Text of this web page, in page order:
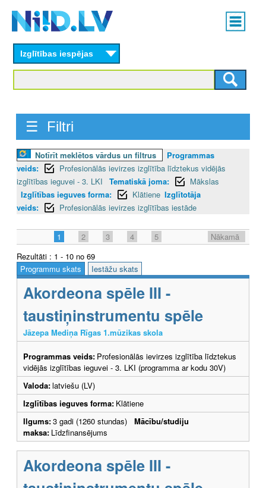
content
Main
menu
Izglītības iespējas
☰ Filtri
Notīrīt meklētos vārdus un filtrus
Programmas
veids:
Profesionālās ievirzes izglītība līdztekus vidējās
izglītības ieguvei - 3. LKI
Tematiskā joma:
Mākslas
Izglītības ieguves forma:
Klātiene Izglītotāja
veids:
Profesionālās ievirzes izglītības iestāde
1 2 3 4 5
Nākamā
Rezultāti : 1 - 10 no 69
Programmu skats
Iestāžu skats
Akordeona spēle III -
taustiņinstrumentu spēle
Jāzepa Mediņa Rīgas 1.mūzikas skola
Programmas veids: Profesionālās ievirzes izglītība līdztekus
vidējās izglītības ieguvei - 3. LKI (programma ar kodu 30V)
Valoda:latviešu (LV)
Izglītības ieguves forma: Klātiene
Ilgums:3 gadi (1260 stundas) Mācību/studiju
maksa: Līdzfinansējums
Akordeona spēle III -